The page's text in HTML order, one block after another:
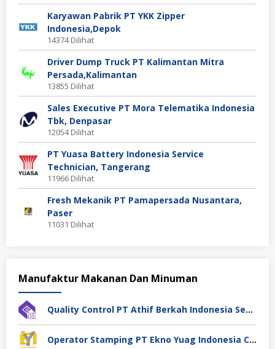
Karyawan Pabrik PT YKK Zipper
Indonesia,Depok
14374 Dilihat
Driver Dump Truck PT Kalimantan Mitra
Persada,Kalimantan
13855 Dilihat
Sales Executive PT Mora Telematika Indonesia
Tbk, Denpasar
12054 Dilihat
PT Yuasa Battery Indonesia Service
Technician, Tangerang
11966 Dilihat
Fresh Mekanik PT Pamapersada Nusantara,
Paser
11031 Dilihat
Manufaktur Makanan Dan Minuman
Quality Control PT Athif Berkah Indonesia Semarang
Operator Stamping PT Ekno Yuag Indonesia Cikarang